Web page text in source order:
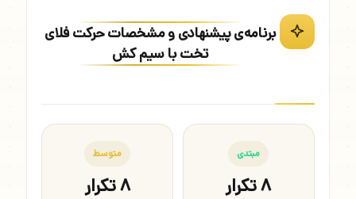
برنامه‌ی پیشنهادی و مشخصات حرکت فلای
تخت با سیم کش
مبتدی
۸ تکرار
متوسط
۸ تکرار